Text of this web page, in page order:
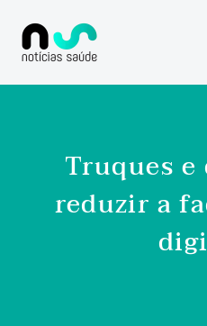
Truques e
reduzir a